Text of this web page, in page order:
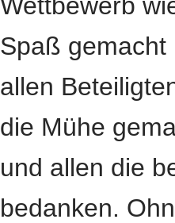
Spaß gemacht
allen
die Mühe
und allen die
bedanken.